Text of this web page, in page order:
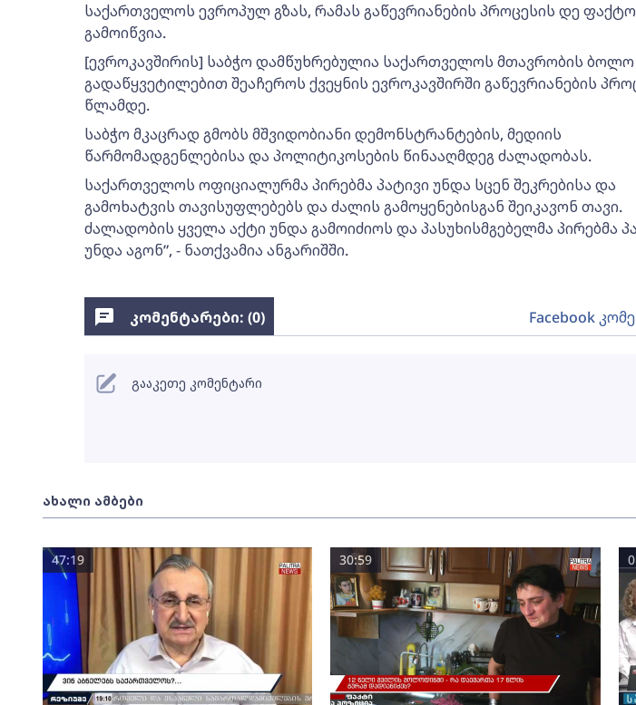
საქართველოს ევროპულ გზას, რამას გაწევრიანების პროცესის დე ფაქტო
გამოიწვია.
[ევროკავშირის] საბჭო დამწუხრებულია საქართველოს მთავრობის ბოლო
გადაწყვეტილებით შეაჩეროს ქვეყნის ევროკავშირში გაწევრიანების
წლამდე.
საბჭო მკაცრად გმობს მშვიდობიანი დემონსტრანტების, მედიის
წარმომადგენლებისა და პოლიტიკოსების წინააღმდეგ ძალადობას.
საქართველოს ოფიციალურმა პირებმა პატივი უნდა სცენ შეკრებისა და
გამოხატვის თავისუფლებებს და ძალის გამოყენებისგან შეიკავონ თავი.
ძალადობის ყველა აქტი უნდა გამოიძიოს და პასუხისმგებელმა პირებმა
უნდა აგონ”, - ნათქვამია ანგარიშში.
ახალი ამბები
47:19 30:59
კომენტარები: (0) Facebook
გააკეთე კომენტარი